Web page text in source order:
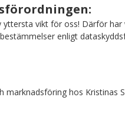
yttersta vikt för oss! Därför
enligt
marknadsföring hos Kristinas